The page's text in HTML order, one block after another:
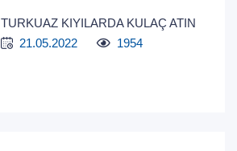
TURKUAZ KIYILARDA KULAÇ ATIN
21.05.2022
1954